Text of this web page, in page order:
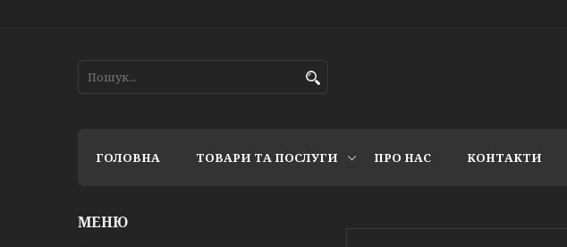
ГОЛОВНА ТОВАРИ ТА ПОСЛУГИ ПРО НАС КОНТАКТИ